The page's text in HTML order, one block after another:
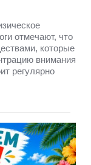
отмечают, что
которые
внимания
регулярно